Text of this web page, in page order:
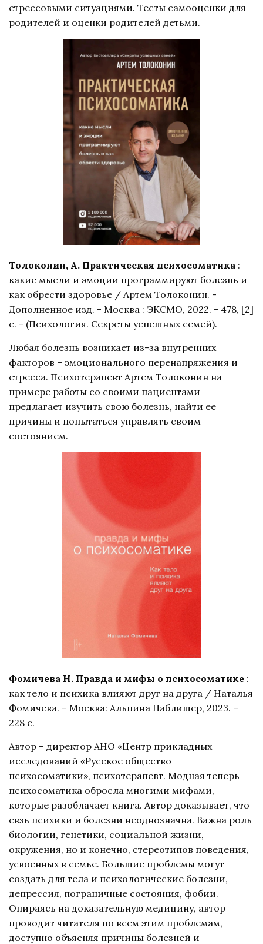
стрессовыми ситуациями. Тесты самооценки для
родителей и оценки родителей детьми.
Толоконин, А. Практическая психосоматика :
какие мысли и эмоции программируют болезнь и
как обрести здоровье / Артем Толоконин. -
Дополненное изд. - Москва : ЭКСМО, 2022. - 478, [2]
с. - (Психология. Секреты успешных семей).
Любая болезнь возникает из-за внутренних
факторов – эмоционального перенапряжения и
стресса. Психотерапевт Артем Толоконин на
примере работы со своими пациентами
предлагает изучить свою болезнь, найти ее
причины и попытаться управлять своим
состоянием.
Фомичева Н. Правда и мифы о психосоматике :
как тело и психика влияют друг на друга / Наталья
Фомичева. – Москва: Альпина Паблишер, 2023. –
228 с.
Автор – директор АНО «Центр прикладных
исследований «Русское общество
психосоматики», психотерапевт. Модная теперь
психосоматика обросла многими мифами,
которые разоблачает книга. Автор доказывает, что
свзь психики и болезни неоднозначна. Важна роль
биологии, генетики, социальной жизни,
окружения, но и конечно, стереотипов поведения,
усвоенных в семье. Большие проблемы могут
создать для тела и психологические болезни,
депрессия, пограничные состояния, фобии.
Опираясь на доказательную медицину, автор
проводит читателя по всем этим проблемам,
доступно объясняя причины болезней и